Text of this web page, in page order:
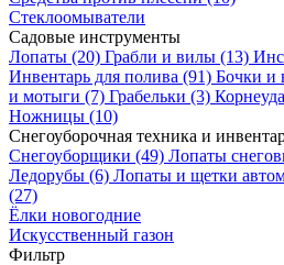
Стеклоомыватели
Садовые инструменты
Лопаты (20) Грабли и вилы (13)
Инвентарь для полива (91) Бочки и
и мотыги (7) Грабельки (3)
Ножницы (10)
Снегоуборочная техника и
Снегоуборщики (49) Лопаты
Ледорубы (6) Лопаты и щетки
(27)
Ёлки новогодние
Искусственный газон
Фильтр